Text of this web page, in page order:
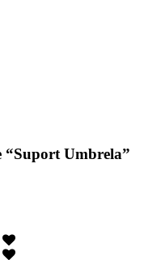
“Suport Umbrela”